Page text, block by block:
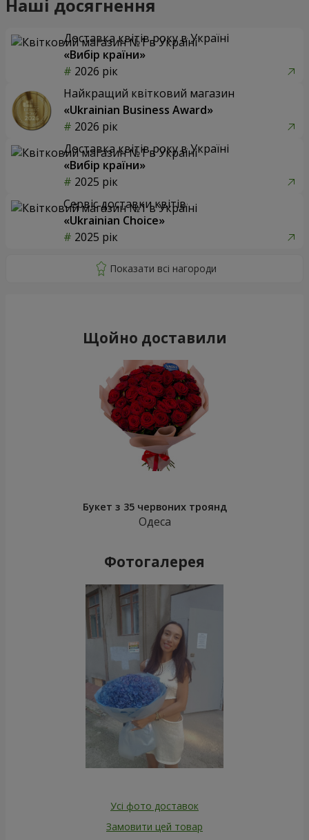
Наші досягнення
Доставка квітів року в Україні
«Вибір країни»
2026 рік
Найкращий квітковий магазин
«Ukrainian Business Award»
2026 рік
Доставка квітів року в Україні
«Вибір країни»
2025 рік
Сервіс доставки квітів
«Ukrainian Choice»
2025 рік
Щойно доставили
Букет з 35 червоних троянд
Одеса
Фотогалерея
Усі фото доставок
Замовити цей товар